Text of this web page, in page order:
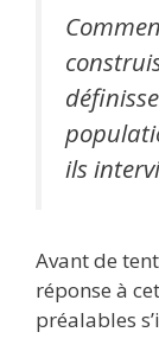
ils
Avant de
réponse à
préalables